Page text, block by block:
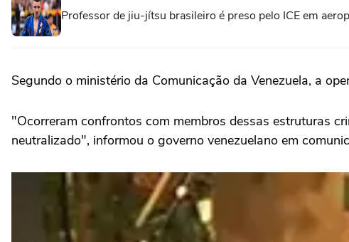
Professor de jiu-jítsu brasileiro é preso pelo ICE em
Segundo o ministério da Comunicação da Venezuela, a
"Ocorreram confrontos com membros dessas estruturas
neutralizado", informou o governo venezuelano em